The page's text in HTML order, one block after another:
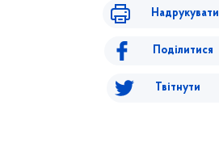
Надрукувати
Поділитися
Твітнути